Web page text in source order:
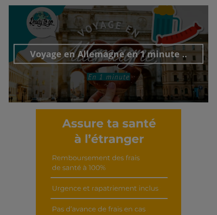
Découvrir cet interview
Voyage en Allemagne en 1 minute ..
Découvrir cet interview